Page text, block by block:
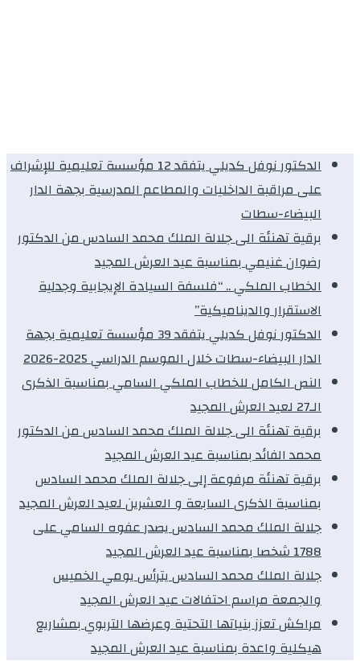
الدكتور نوفل كديلي يتفقد 12 مؤسسة تعليمية للإشراف
على مراقبة الداخليات والمطاعم المدرسية بجهة الدار
البيضاء-سطات
برقية تهنئة الى جلالة الملك محمد السادس من الدكتور
رضوان غنيمي بمناسبة عيد العرش المجيد
الخطاب الملكي .. “فلسفة السيادة الإيجابية وجدلية
الاستقرار والديناميكية”
الدكتور نوفل كديلي يتفقد 39 مؤسسة تعليمية بجهة
الدار البيضاء-سطات خلال الموسم الدراسي 2025-2026
النص الكامل للخطاب الملكي السامي بمناسبة الذكرى
الـ27 لعيد العرش المجيد
برقية تهنئة الى جلالة الملك محمد السادس من الدكتور
محمد الفائد بمناسبة عيد العرش المجيد
برقية تهنئة مرفوعة إلى جلالة الملك محمد السادس
بمناسبة الذكرى السابعة و العشرين لعيد العرش المجيد
جلالة الملك محمد السادس يصدر عفوه السامي على
1788 شخصا بمناسبة عيد العرش المجيد
جلالة الملك محمد السادس يترأس يومي الخميس
والجمعة مراسم احتفالات عيد العرش المجيد
مراكش تعزز بنياتها التحتية وعرضها التربوي بمشاريع
هيكلية واعدة بمناسبة عيد العرش المجيد